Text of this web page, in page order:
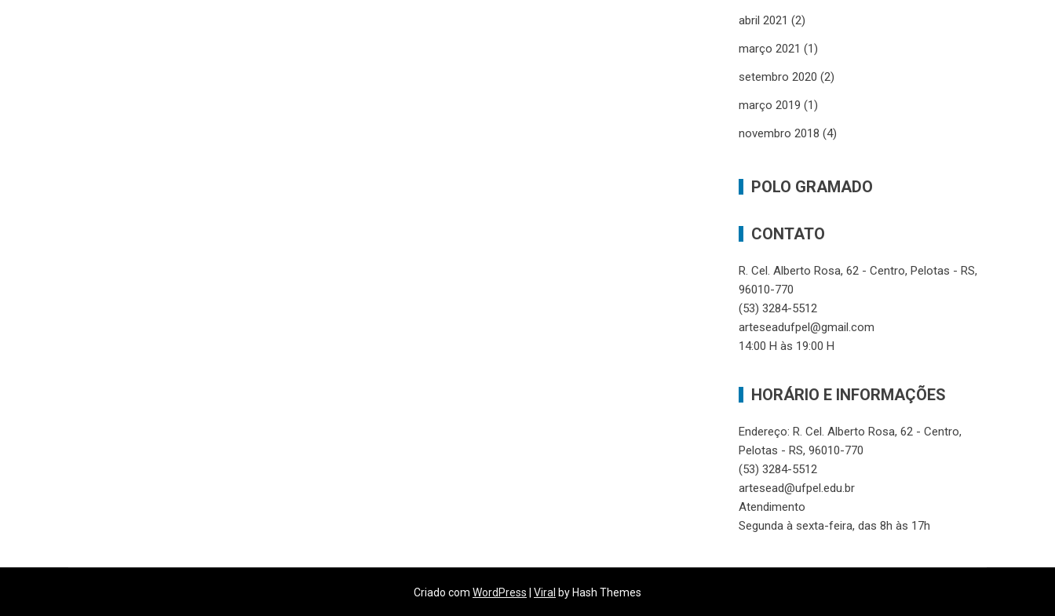
abril 2021 (2)
março 2021 (1)
setembro 2020 (2)
março 2019 (1)
novembro 2018 (4)
POLO GRAMADO
CONTATO
R. Cel. Alberto Rosa, 62 - Centro, Pelotas - RS,
96010-770
(53) 3284-5512
arteseadufpel@gmail.com
14:00 H às 19:00 H
HORÁRIO E INFORMAÇÕES
Endereço: R. Cel. Alberto Rosa, 62 - Centro,
Pelotas - RS, 96010-770
(53) 3284-5512
artesead@ufpel.edu.br
Atendimento
Segunda à sexta-feira, das 8h às 17h
Criado com WordPress Viral by Hash Themes